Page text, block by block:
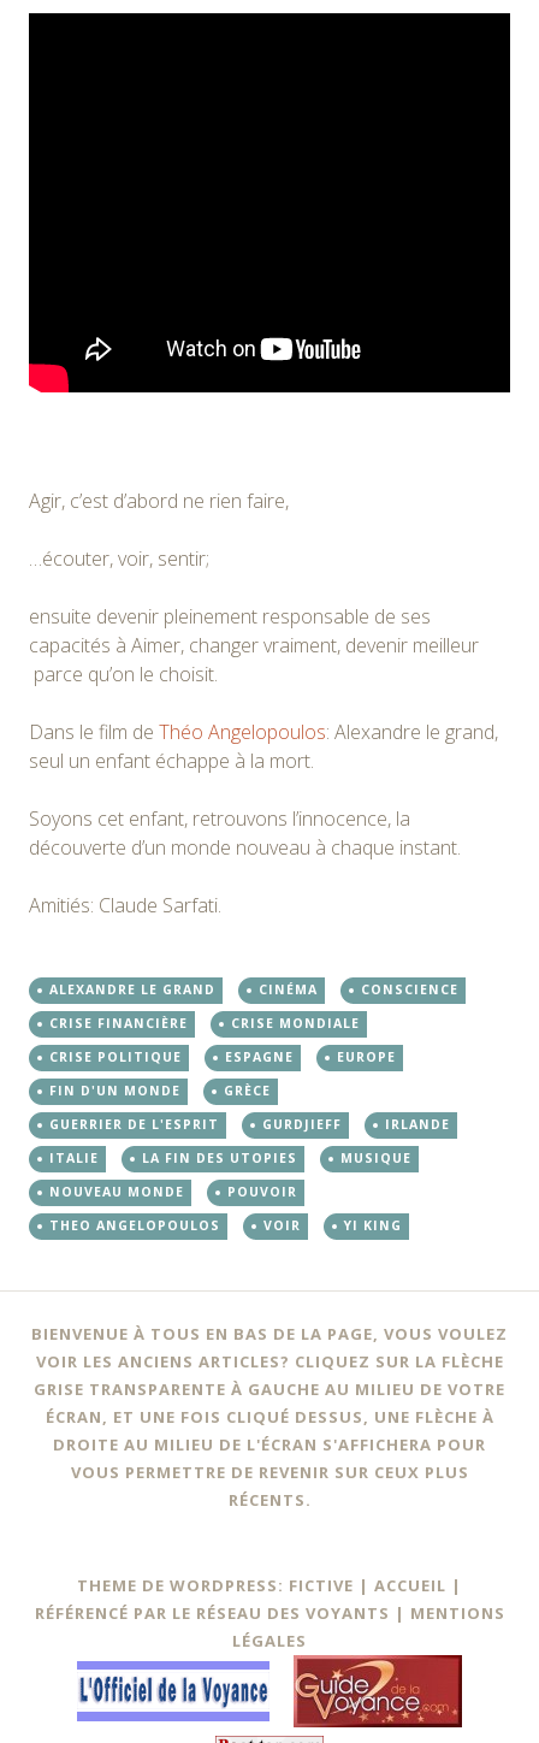
Agir, c’est d’abord ne rien faire,
…écouter, voir, sentir;
ensuite devenir pleinement responsable de ses
capacités à Aimer, changer vraiment, devenir meilleur
parce qu’on le choisit.
Dans le film de Théo Angelopoulos: Alexandre le grand,
seul un enfant échappe à la mort.
Soyons cet enfant, retrouvons l’innocence, la
découverte d’un monde nouveau à chaque instant.
Amitiés: Claude Sarfati.
ALEXANDRE LE GRAND CINÉMA
CONSCIENCE
CRISE FINANCIÈRE
CRISE MONDIALE
CRISE POLITIQUE
ESPAGNE
EUROPE
FIN D'UN MONDE
GRÈCE
GUERRIER DE L'ESPRIT
GURDJIEFF
IRLANDE
ITALIE
LA FIN DES UTOPIES
MUSIQUE
NOUVEAU MONDE
POUVOIR
THEO ANGELOPOULOS
VOIR YI KING
Navigation
des
articles
BIENVENUE À TOUS EN BAS DE LA PAGE, VOUS VOULEZ
VOIR LES ANCIENS ARTICLES? CLIQUEZ SUR LA FLÈCHE
GRISE TRANSPARENTE À GAUCHE AU MILIEU DE VOTRE
ÉCRAN, ET UNE FOIS CLIQUÉ DESSUS, UNE FLÈCHE À
DROITE AU MILIEU DE L'ÉCRAN S'AFFICHERA POUR
VOUS PERMETTRE DE REVENIR SUR CEUX PLUS
RÉCENTS.
THEME DE WORDPRESS: FICTIVE | ACCUEIL |
RÉFÉRENCÉ PAR LE RÉSEAU DES VOYANTS | MENTIONS
LÉGALES